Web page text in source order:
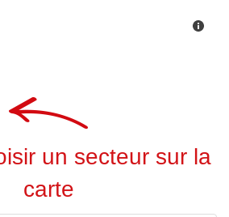
un secteur sur la
carte